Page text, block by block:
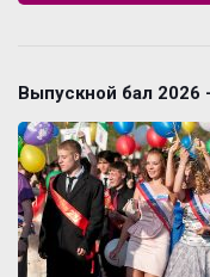
Выпускной бал 2026